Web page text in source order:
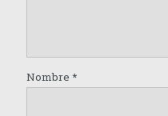
Nombre *